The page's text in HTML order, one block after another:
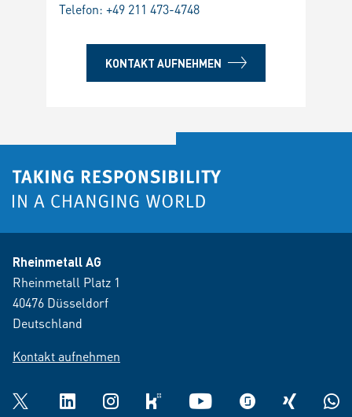
Telefon: +49 211 473-4748
KONTAKT AUFNEHMEN
Rheinmetall AG
Rheinmetall Platz 1
40476 Düsseldorf
Deutschland
Kontakt aufnehmen
Twitter LinkedInInstagramkununu YouTube glassdoorXING